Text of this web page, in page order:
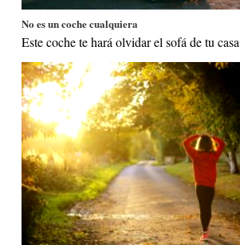
No es un coche cualquiera
Este coche te hará olvidar el sofá de tu casa